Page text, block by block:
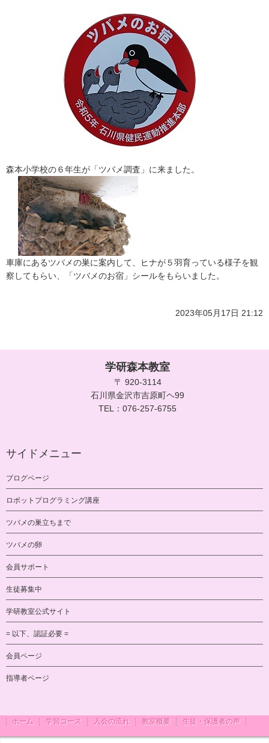
森本小学校の６年生が「ツバメ調査」に来ました。
車庫にあるツバメの巣に案内して、ヒナが５羽育っている様子を観
察してもらい、「ツバメのお宿」シールをもらいました。
2023年05月17日 21:12
学研森本教室
〒 920-3114
石川県金沢市吉原町ヘ99
TEL：076-257-6755
サイドメニュー
ブログページ
ロボットプログラミング講座
ツバメの巣立ちまで
ツバメの卵
会員サポート
生徒募集中
学研教室公式サイト
= 以下、認証必要 =
会員ページ
指導者ページ
ホーム 学習コース 入会の流れ 教室概要 生徒・保護者の声